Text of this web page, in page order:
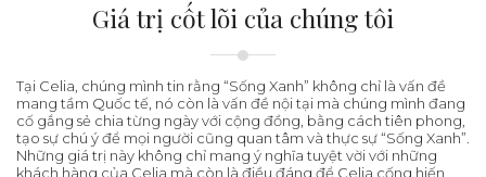
Giá trị cốt lõi của chúng tôi
Tại Celia, chúng mình tin rằng “Sống Xanh” không chỉ là vấn đề
mang tầm Quốc tế, nó còn là vấn đề nội tại mà chúng mình đang
cố gắng sẻ chia từng ngày với cộng đồng, bằng cách tiên phong,
tạo sự chú ý để mọi người cũng quan tâm và thực sự “Sống Xanh”.
Những giá trị này không chỉ mang ý nghĩa tuyệt vời với những
khách hàng của Celia mà còn là điều đáng để Celia cống hiến